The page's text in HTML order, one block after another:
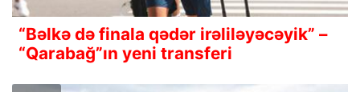
“Bəlkə də finala qədər irəliləyəcəyik” –
“Qarabağ”ın yeni transferi